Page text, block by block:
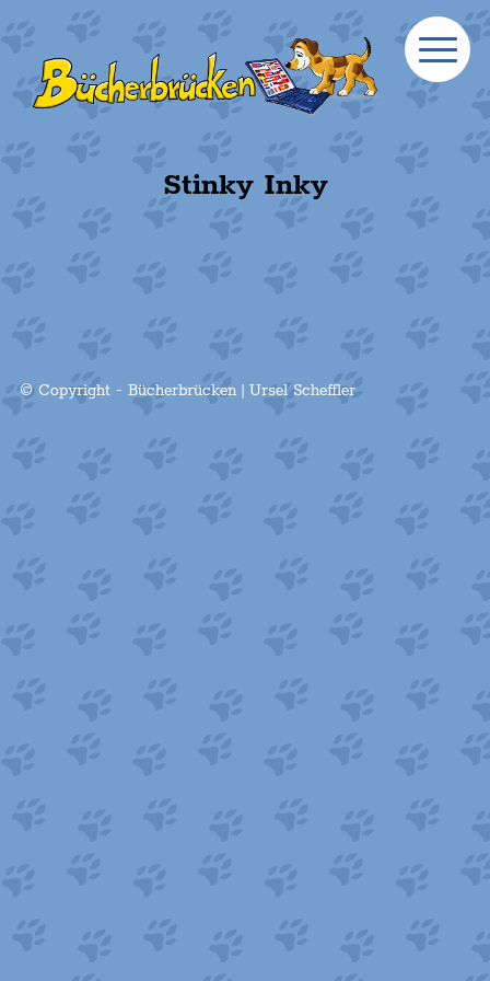
Stinky Inky
© Copyright - Bücherbrücken | Ursel Scheffler